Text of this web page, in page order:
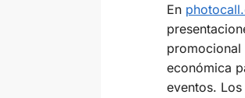
En
promocional
económica
eventos.